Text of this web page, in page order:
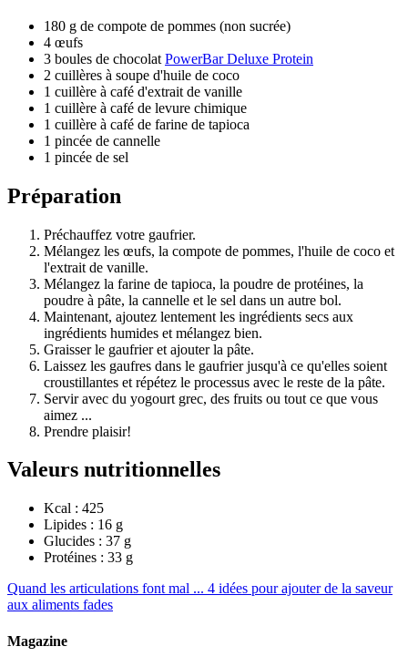
180 g de compote de pommes (non sucrée)
4 œufs
3 boules de chocolat PowerBar Deluxe Protein
2 cuillères à soupe d'huile de coco
1 cuillère à café d'extrait de vanille
1 cuillère à café de levure chimique
1 cuillère à café de farine de tapioca
1 pincée de cannelle
1 pincée de sel
Préparation
Préchauffez votre gaufrier.
Mélangez les œufs, la compote de pommes, l'huile de coco et
l'extrait de vanille.
Mélangez la farine de tapioca, la poudre de protéines, la
poudre à pâte, la cannelle et le sel dans un autre bol.
Maintenant, ajoutez lentement les ingrédients secs aux
ingrédients humides et mélangez bien.
Graisser le gaufrier et ajouter la pâte.
Laissez les gaufres dans le gaufrier jusqu'à ce qu'elles soient
croustillantes et répétez le processus avec le reste de la pâte.
Servir avec du yogourt grec, des fruits ou tout ce que vous
aimez ...
Prendre plaisir!
Valeurs nutritionnelles
Kcal : 425
Lipides : 16 g
Glucides : 37 g
Protéines : 33 g
Quand les articulations font mal ... 4 idées pour ajouter de la saveur
aux aliments fades
Magazine